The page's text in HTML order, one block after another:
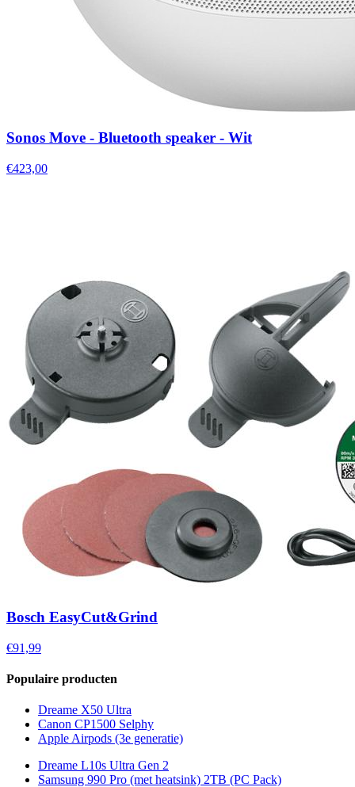
Sonos Move - Bluetooth speaker - Wit
€423,00
Bosch EasyCut&Grind
€91,99
Populaire producten
Dreame X50 Ultra
Canon CP1500 Selphy
Apple Airpods (3e generatie)
Dreame L10s Ultra Gen 2
Samsung 990 Pro (met heatsink) 2TB (PC Pack)